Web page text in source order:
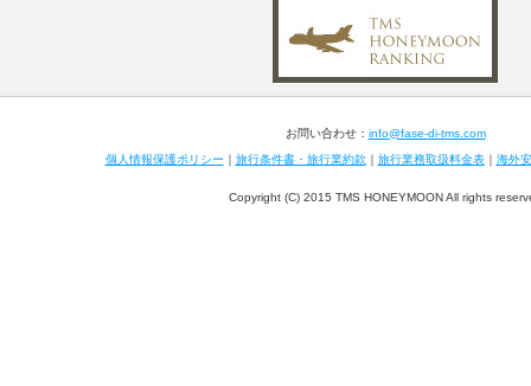
お問い合わせ： info@fase-di-tms.com
個人情報保護ポリシー ｜ 旅行条件書・旅行業約款｜ 旅行業務取扱料金表｜ 海外
Copyright (C) 2015 TMS HONEYMOON All rights